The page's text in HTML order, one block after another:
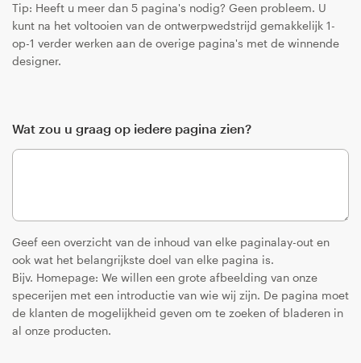
Tip: Heeft u meer dan 5 pagina's nodig? Geen probleem. U
kunt na het voltooien van de ontwerpwedstrijd gemakkelijk 1-
op-1 verder werken aan de overige pagina's met de winnende
designer.
Wat zou u graag op iedere pagina zien?
Geef een overzicht van de inhoud van elke paginalay-out en
ook wat het belangrijkste doel van elke pagina is.
Bijv. Homepage: We willen een grote afbeelding van onze
specerijen met een introductie van wie wij zijn. De pagina moet
de klanten de mogelijkheid geven om te zoeken of bladeren in
al onze producten.